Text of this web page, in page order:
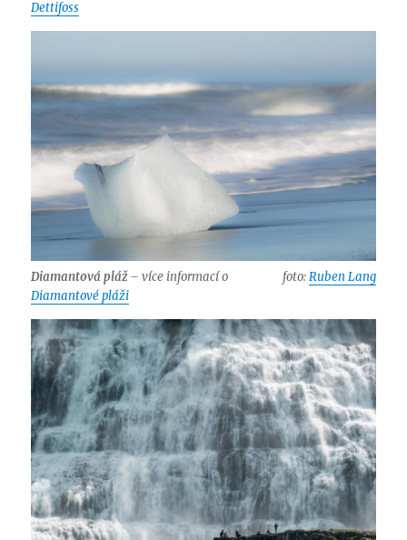
Dettifoss
Diamantová pláž– více informací o
Diamantové pláži
foto:Ruben Lang